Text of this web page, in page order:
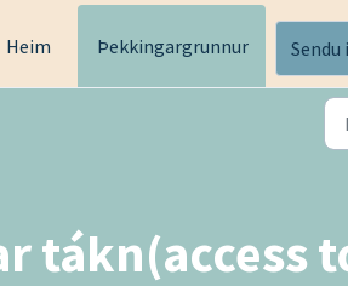
Heim Þekkingargrunnur
tákn(access